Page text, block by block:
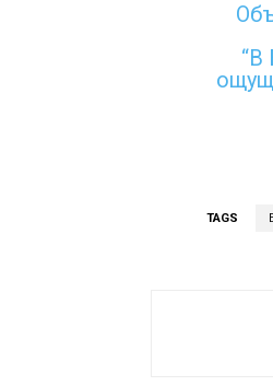
“В
TAGS